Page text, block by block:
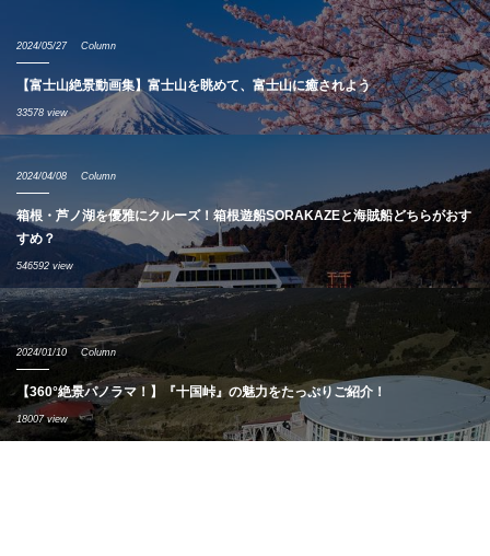
2024/05/27 Column
【富士山絶景動画集】富士山を眺めて、富士山に癒されよう
33578 view
2024/04/08 Column
箱根・芦ノ湖を優雅にクルーズ！箱根遊船SORAKAZEと海賊船どちらがおす
すめ？
546592 view
2024/01/10 Column
【360°絶景パノラマ！】『十国峠』の魅力をたっぷりご紹介！
18007 view